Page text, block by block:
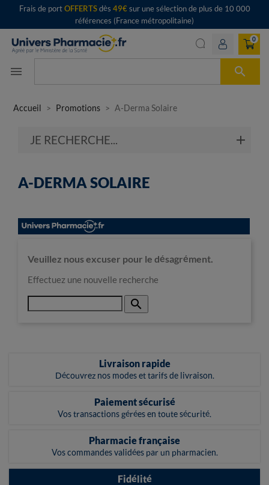
Frais de portOFFERTSdès 49€sur une sélection de plus de 10 000
références (France métropolitaine)
menu 
0
Accueil Promotions A-Derma Solaire
JE RECHERCHE...
A-DERMA SOLAIRE
Veuillez nous excuser pour le désagrément.
Effectuez une nouvelle recherche

Livraison rapide
Découvrez nos modes et tarifs de livraison.
Paiement sécurisé
Vos transactions gérées en toute sécurité.
Pharmacie française
Vos commandes validées par un pharmacien.
Fidélité